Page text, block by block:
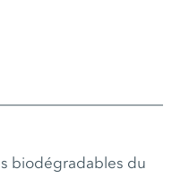
biodégradables du